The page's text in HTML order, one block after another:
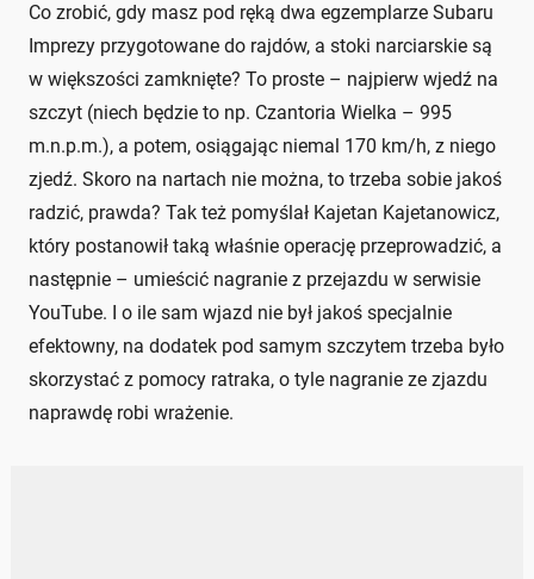
Co zrobić, gdy masz pod ręką dwa egzemplarze Subaru
Imprezy przygotowane do rajdów, a stoki narciarskie są
w większości zamknięte? To proste – najpierw wjedź na
szczyt (niech będzie to np. Czantoria Wielka – 995
m.n.p.m.), a potem, osiągając niemal 170 km/h, z niego
zjedź. Skoro na nartach nie można, to trzeba sobie jakoś
radzić, prawda? Tak też pomyślał Kajetan Kajetanowicz,
który postanowił taką właśnie operację przeprowadzić, a
następnie – umieścić nagranie z przejazdu w serwisie
YouTube. I o ile sam wjazd nie był jakoś specjalnie
efektowny, na dodatek pod samym szczytem trzeba było
skorzystać z pomocy ratraka, o tyle nagranie ze zjazdu
naprawdę robi wrażenie.